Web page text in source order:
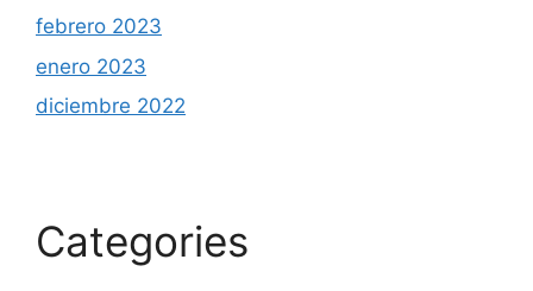
febrero 2023
enero 2023
diciembre 2022
Categories